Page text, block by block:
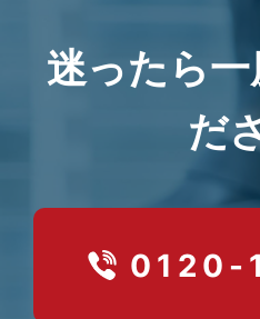
迷ったら一
だ
0120-